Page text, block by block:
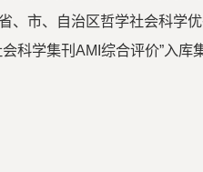
、市、自治区哲学社会科学
科学集刊AMI综合评价”入库